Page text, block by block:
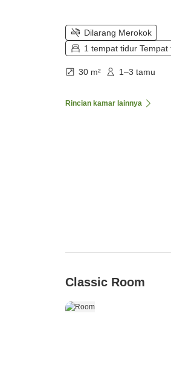
Dilarang Merokok
1 tempat tidur Tempat
30 m² 1–3 tamu
Rincian kamar lainnya
Classic Room